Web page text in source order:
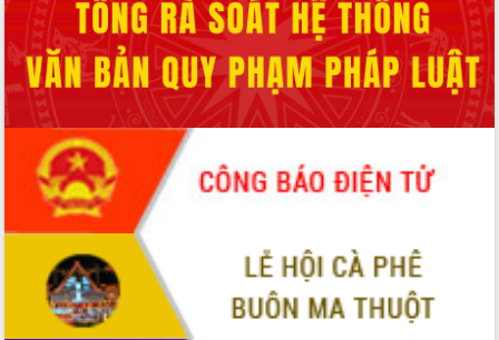
Khơi thông điểm nghẽn, đẩy nhanh
giải ngân vốn khắc phục thiên tai
HĐND tỉnh thông qua điều chỉnh Quy
hoạch tỉnh thời kỳ 2021-2030
Hội thảo góp ý hồ sơ điều chỉnh quy
hoạch tỉnh Đắk Lắk thời kỳ 2021-2030,
tầm nhìn đến năm 2050
Nâng cao hiệu quả hoạt động của các
doanh nghiệp nhà nước
Hội nghị triển khai kết nối mạng
truyền số liệu chuyên dùng phục vụ cơ
quan Đảng, Nhà nước
Lễ phát động chuỗi hoạt động chung
tay làm sạch môi trường